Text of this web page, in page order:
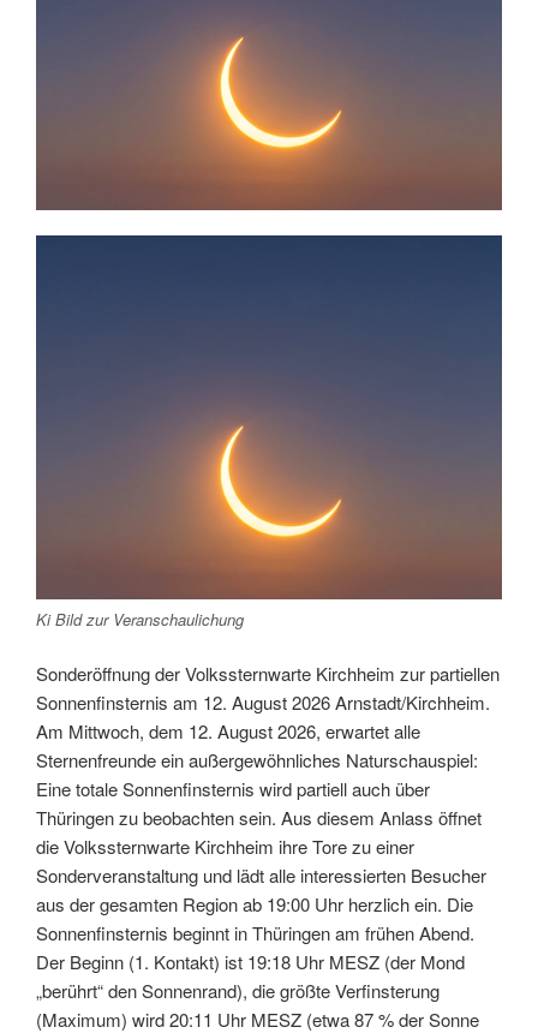
Ki Bild zur Veranschaulichung
Sonderöffnung der Volkssternwarte Kirchheim zur partiellen
Sonnenfinsternis am 12. August 2026 Arnstadt/Kirchheim.
Am Mittwoch, dem 12. August 2026, erwartet alle
Sternenfreunde ein außergewöhnliches Naturschauspiel:
Eine totale Sonnenfinsternis wird partiell auch über
Thüringen zu beobachten sein. Aus diesem Anlass öffnet
die Volkssternwarte Kirchheim ihre Tore zu einer
Sonderveranstaltung und lädt alle interessierten Besucher
aus der gesamten Region ab 19:00 Uhr herzlich ein. Die
Sonnenfinsternis beginnt in Thüringen am frühen Abend.
Der Beginn (1. Kontakt) ist 19:18 Uhr MESZ (der Mond
„berührt“ den Sonnenrand), die größte Verfinsterung
(Maximum) wird 20:11 Uhr MESZ (etwa 87 % der Sonne